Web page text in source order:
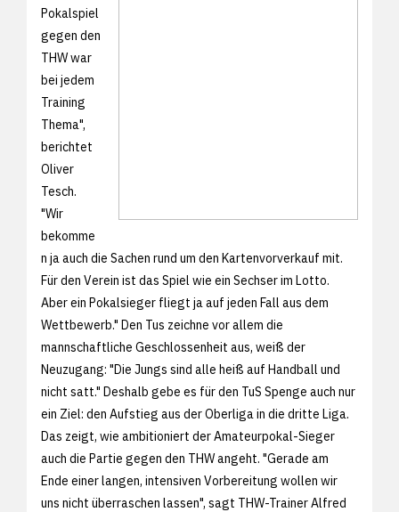
Pokalspiel
gegen den
THW war
bei jedem
Training
Thema",
berichtet
Oliver
Tesch.
"Wir
bekomme
n ja auch die Sachen rund um den Kartenvorverkauf mit.
Für den Verein ist das Spiel wie ein Sechser im Lotto.
Aber ein Pokalsieger fliegt ja auf jeden Fall aus dem
Wettbewerb." Den Tus zeichne vor allem die
mannschaftliche Geschlossenheit aus, weiß der
Neuzugang: "Die Jungs sind alle heiß auf Handball und
nicht satt." Deshalb gebe es für den TuS Spenge auch nur
ein Ziel: den Aufstieg aus der Oberliga in die dritte Liga.
Das zeigt, wie ambitioniert der Amateurpokal-Sieger
auch die Partie gegen den THW angeht. "Gerade am
Ende einer langen, intensiven Vorbereitung wollen wir
uns nicht überraschen lassen", sagt THW-Trainer Alfred